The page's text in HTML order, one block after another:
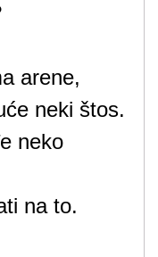
arene,
neki štos.
neko
na to.